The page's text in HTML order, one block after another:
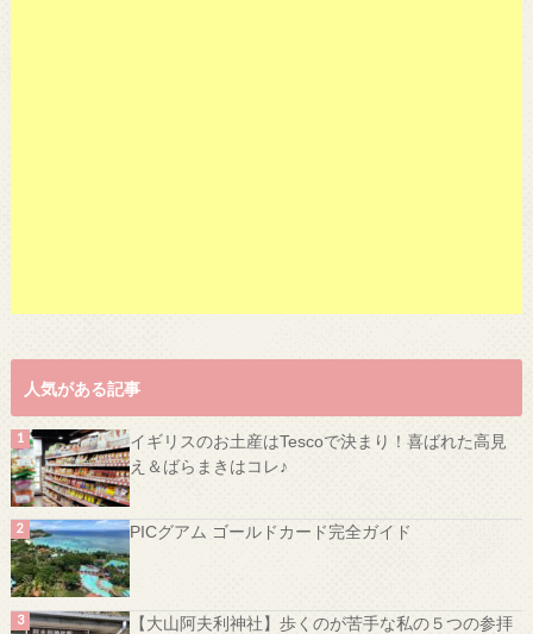
人気がある記事
イギリスのお土産はTescoで決まり！喜ばれた高見
え＆ばらまきはコレ♪
PICグアム ゴールドカード完全ガイド
【大山阿夫利神社】歩くのが苦手な私の５つの参拝